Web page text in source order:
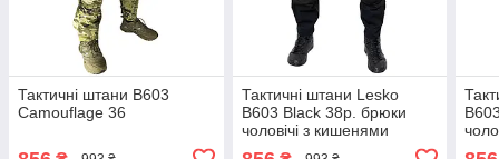
Тактичні штани B603
Camouflage 36
Тактичні штани Lesko
B603 Black 38р. брюки
чоловічі з кишенями